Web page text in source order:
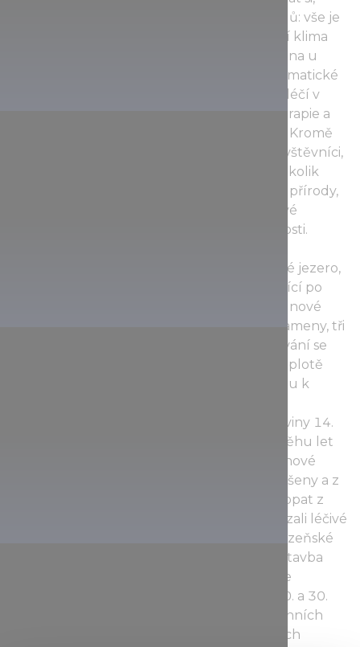
nebo z preventivních či zdravotních důvodů: vše je
tady možné. Voda o teplotě 30 °C i jeskynní klima
mají léčebné účinky a doporučují se zejména u
degenerativního onemocnění kloubů. Revmatické
choroby a nemoci pohybového aparátu se léčí v
příjemném a rodinném prostředí. Balneoterapie a
aquaterapie zde mají dlouhodobou tradici. Kromě
léčivých a termálních bazénů si mohou návštěvníci,
kteří hledají větší pocit svobody, vybrat i několik
venkovních. Jeskyně je mistrovským dílem přírody,
ale jezírka a půvabně elegantní skořepinové
zastřešení jsou zásluhou lidské tvůrčí činnosti.
Najdete zde i dětské brouzdaliště, zážitkové jezero,
plavecký bazén a saunový svět. Hosté toužící po
odpočinku, osvěžení a detoxikaci mají v saunové
zóně na výběr tři finské sauny s lávovými kameny, tři
infrasauny a jednu parní kabinu. Po saunování se
můžete zchladit v ponorném bazénku o teplotě
16–18 °C. U vchodu do jeskynních lázní jsou k
postaveného ve 13. století. Od druhé poloviny 14.
do počátku 16. století zde žili mniši. V průběhu let
trpěl klášter mnoha útoky, až nakonec členové
řádu utekli. Opuštěné budovy byly zpustošeny a z
oblasti se stala bažina. V roce 1711 nechal opat z
Tapolcy povolat z Košic doktory, aby prokázali léčivé
účinky vody a celé oblasti. Popis dřevěné lázeňské
budovy se datuje do roku 1743, kdy byla stavba
úplně dokončena, ovšem Miskolctapolca se
opravdovou rekreační oblastí stala až ve 20. a 30.
letech 20. století. Jak můžete vidět, v jeskynních
lázních neexistuje zima ani léto. V jeskynních